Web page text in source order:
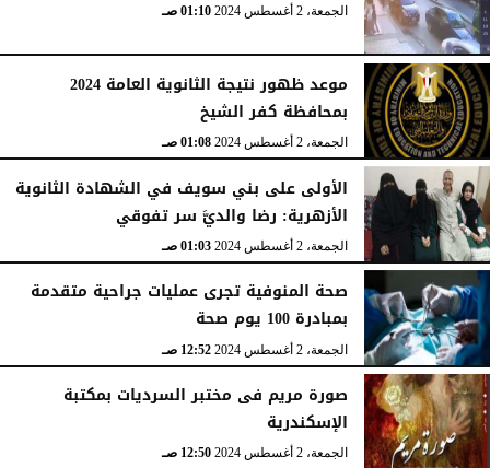
الجمعة، 2 أغسطس 2024 01:10 صـ
موعد ظهور نتيجة الثانوية العامة 2024
بمحافظة كفر الشيخ
الجمعة، 2 أغسطس 2024 01:08 صـ
الأولى على بني سويف في الشهادة الثانوية
الأزهرية: رضا والديَّ سر تفوقي
الجمعة، 2 أغسطس 2024 01:03 صـ
صحة المنوفية تجرى عمليات جراحية متقدمة
بمبادرة 100 يوم صحة
الجمعة، 2 أغسطس 2024 12:52 صـ
صورة مريم فى مختبر السرديات بمكتبة
الإسكندرية
الجمعة، 2 أغسطس 2024 12:50 صـ